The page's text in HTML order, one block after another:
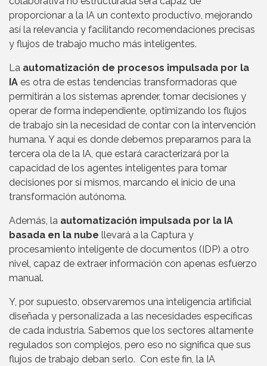
proporcionar a la IA un contexto productivo, mejorando
así la relevancia y facilitando recomendaciones precisas
y flujos de trabajo mucho más inteligentes.
La automatización de procesos impulsada por la
IA es otra de estas tendencias transformadoras que
permitirán a los sistemas aprender, tomar decisiones y
operar de forma independiente, optimizando los flujos
de trabajo sin la necesidad de contar con la intervención
humana. Y aquí es donde debemos prepararnos para la
tercera ola de la IA, que estará caracterizará por la
capacidad de los agentes inteligentes para tomar
decisiones por sí mismos, marcando el inicio de una
transformación autónoma.
Además, la automatización impulsada por la IA
basada en la nube llevará a la Captura y
procesamiento inteligente de documentos (IDP) a otro
nivel, capaz de extraer información con apenas esfuerzo
manual.
Y, por supuesto, observaremos una inteligencia artificial
diseñada y personalizada a las necesidades específicas
de cada industria. Sabemos que los sectores altamente
regulados son complejos, pero eso no significa que sus
flujos de trabajo deban serlo. Con este fin, la IA